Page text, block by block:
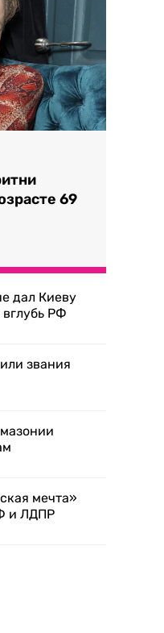
69
дал Киеву
вглубь РФ
звания
мечта»
и ЛДПР